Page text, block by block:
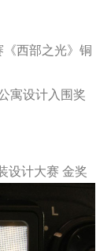
西部之光》铜
寓设计入围奖
设计大赛 金奖